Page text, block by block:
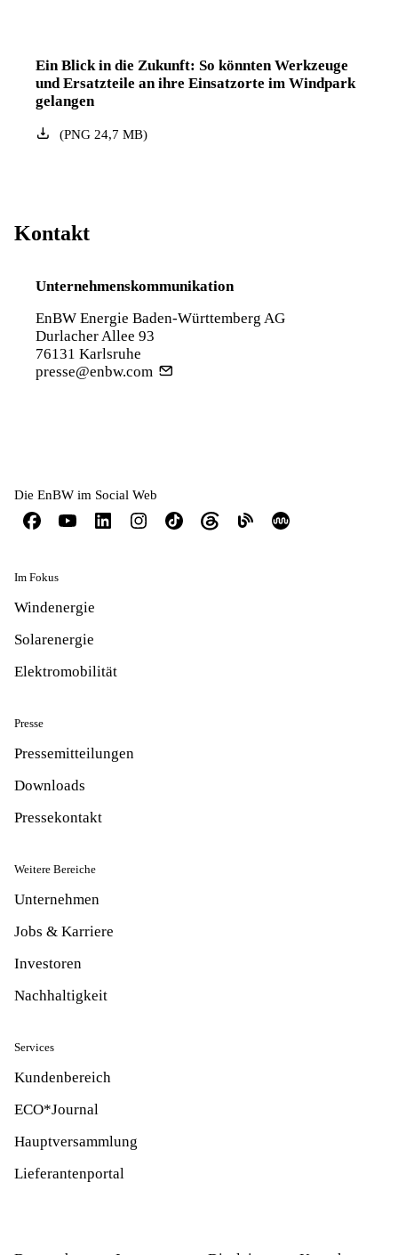
Ein Blick in die Zukunft: So könnten Werkzeuge
und Ersatzteile an ihre Einsatzorte im Windpark
gelangen
(PNG24,7 MB)
Kontakt
Unternehmenskommunikation
EnBW Energie Baden-Württemberg AG
Durlacher Allee 93
76131 Karlsruhe
presse@enbw.com
Die EnBW im Social Web
Im Fokus
Windenergie
Solarenergie
Elektromobilität
Presse
Pressemitteilungen
Downloads
Pressekontakt
Weitere Bereiche
Unternehmen
Jobs & Karriere
Investoren
Nachhaltigkeit
Services
Kundenbereich
ECO*Journal
Hauptversammlung
Lieferantenportal